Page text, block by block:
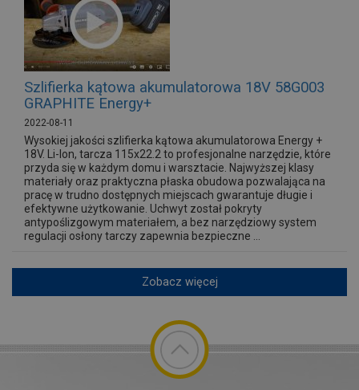
Szlifierka kątowa akumulatorowa 18V 58G003
GRAPHITE Energy+
2022-08-11
Wysokiej jakości szlifierka kątowa akumulatorowa Energy +
18V. Li-lon, tarcza 115x22.2 to profesjonalne narzędzie, które
przyda się w każdym domu i warsztacie. Najwyższej klasy
materiały oraz praktyczna płaska obudowa pozwalająca na
pracę w trudno dostępnych miejscach gwarantuje długie i
efektywne użytkowanie. Uchwyt został pokryty
antypoślizgowym materiałem, a bez narzędziowy system
regulacji osłony tarczy zapewnia bezpieczne ...
Zobacz więcej